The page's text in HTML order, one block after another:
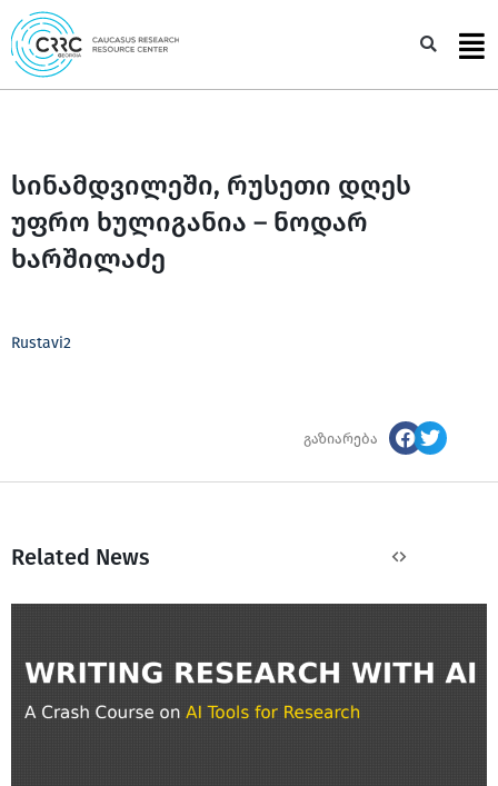
Skip
to
content
სინამდვილეში, რუსეთი დღეს
უფრო ხულიგანია – ნოდარ
ხარშილაძე
Rustavi2
გაზიარება
Related News